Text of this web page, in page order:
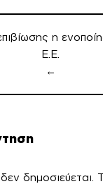
η
Ε.Ε.
←
δημοσιεύεται.